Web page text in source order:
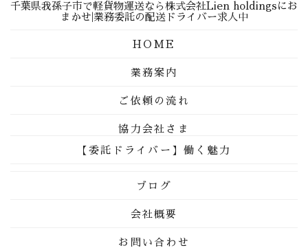
千葉県我孫子市で軽貨物運送なら株式会社Lien holdingsにお
まかせ|業務委託の配送ドライバー求人中
HOME
業務案内
ご依頼の流れ
協力会社さま
【委託ドライバー】働く魅力
ブログ
会社概要
お問い合わせ